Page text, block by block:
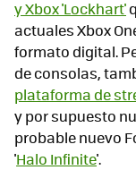
y Xbox 'Lockhart'
actuales Xbox
formato digital.
de consolas,
plataforma de
y por supuesto
probable nuevo
'Halo Infinite'.